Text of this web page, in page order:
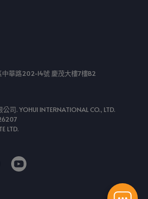
華路202-14號 慶茂大樓7樓B2
司. YOHUI INTERNATIONAL CO., LTD.
LTD.